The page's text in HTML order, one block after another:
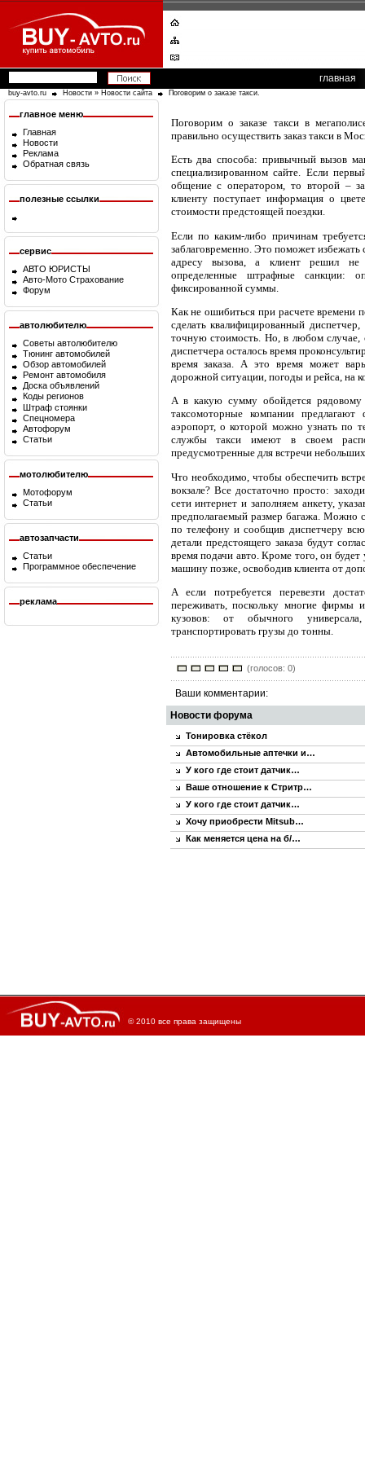
главная
buy-avto.ru Новости » Новости сайта Поговорим о заказе такси.
главное меню
Главная
Новости
Реклама
Обратная связь
полезные ссылки
сервис
АВТО ЮРИСТЫ
Авто-Мото Страхование
Форум
автолюбителю
Советы автолюбителю
Тюнинг автомобилей
Обзор автомобилей
Ремонт автомобиля
Доска объявлений
Коды регионов
Штраф стоянки
Спецномера
Автофорум
Статьи
мотолюбителю
Мотофорум
Статьи
автозапчасти
Статьи
Программное обеспечение
реклама
Поговорим о заказе такси в
правильно осуществить заказ такси в
Есть два способа: привычный вызов
специализированном сайте. Если
общение с оператором, то второй –
клиенту поступает информация о
стоимости предстоящей поездки.
Если по каким-либо причинам
заблаговременно. Это поможет
адресу вызова, а клиент решил не
определенные штрафные санкции:
фиксированной суммы.
Как не ошибиться при расчете времени
сделать квалифицированный
точную стоимость. Но, в любом случае,
диспетчера осталось время
время заказа. А это время может
дорожной ситуации, погоды и рейса, на
А в какую сумму обойдется рядовому
таксомоторные компании
аэропорт, о которой можно узнать по
службы такси имеют в своем
предусмотренные для встречи
Что необходимо, чтобы обеспечить
вокзале? Все достаточно просто:
сети интернет и заполняем анкету,
предполагаемый размер багажа. Можно
по телефону и сообщив диспетчеру
детали предстоящего заказа будут
время подачи авто. Кроме того, он
машину позже, освободив клиента от
А если потребуется перевезти
переживать, поскольку многие
кузовов: от обычного
транспортировать грузы до тонны.
(голосов: 0)
Ваши комментарии:
Новости форума
Тонировка стёкол
Автомобильные аптечки и…
У кого где стоит датчик…
Ваше отношение к Стритр…
У кого где стоит датчик…
Хочу приобрести Mitsub…
Как меняется цена на б/…
© 2010 все права защищены